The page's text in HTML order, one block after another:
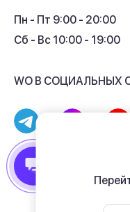
Кэшбек
Пн - Пт 9:00 - 20:00
Сб - Вс 10:00 - 19:00
WO В СОЦИАЛЬНЫХ